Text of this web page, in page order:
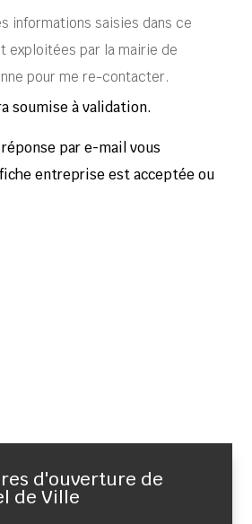
informations saisies dans ce
exploitées par la mairie de
pour me re-contacter.
soumise à validation.
par e-mail vous
entreprise est acceptée ou
d'ouverture de
de Ville